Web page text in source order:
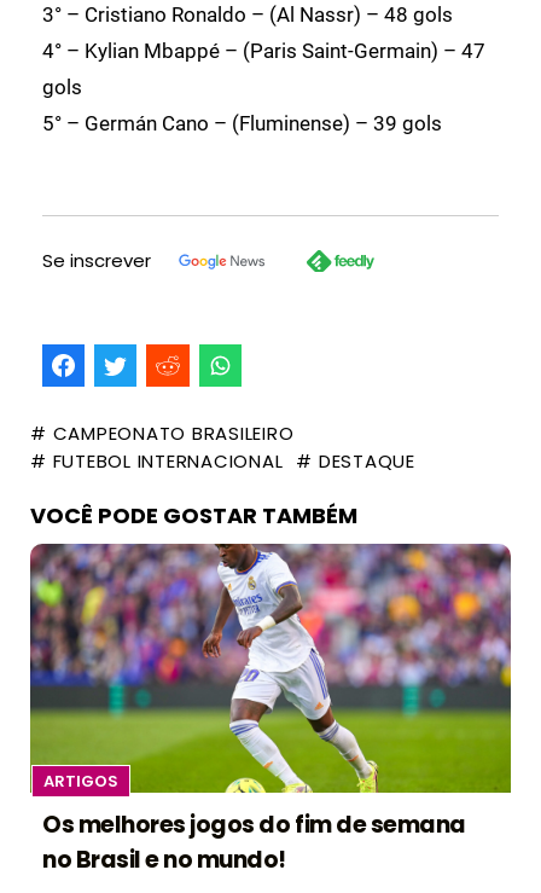
3° – Cristiano Ronaldo – (Al Nassr) – 48 gols
4° – Kylian Mbappé – (Paris Saint-Germain) – 47
gols
5° – Germán Cano – (Fluminense) – 39 gols
Se inscrever
# CAMPEONATO BRASILEIRO
# FUTEBOL INTERNACIONAL # DESTAQUE
VOCÊ PODE GOSTAR TAMBÉM
ARTIGOS
Os melhores jogos do fim de semana
no Brasil e no mundo!